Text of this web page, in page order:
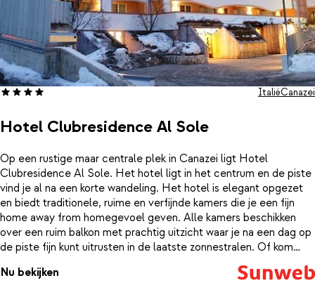
Hotel Clubresidence Al Sole
ItaliëCanazei
Op een rustige maar centrale plek in Canazei ligt Hotel
Clubresidence Al Sole. Het hotel ligt in het centrum en de piste
vind je al na een korte wandeling. Het hotel is elegant opgezet
en biedt traditionele, ruime en verfijnde kamers die je een fijn
home away from homegevoel geven. Alle kamers beschikken
over een ruim balkon met prachtig uitzicht waar je na een dag op
de piste fijn kunt uitrusten in de laatste zonnestralen. Of kom
even helemaal tot jezelf in het binnenzwembad of stoombad.
Nu bekijken